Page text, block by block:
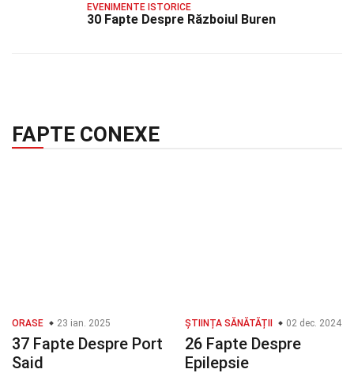
EVENIMENTE ISTORICE
30 Fapte Despre Războiul Buren
FAPTE CONEXE
ORASE 23 ian. 2025
37 Fapte Despre Port
Said
ȘTIINȚA SĂNĂTĂȚII 02 dec. 2024
26 Fapte Despre
Epilepsie